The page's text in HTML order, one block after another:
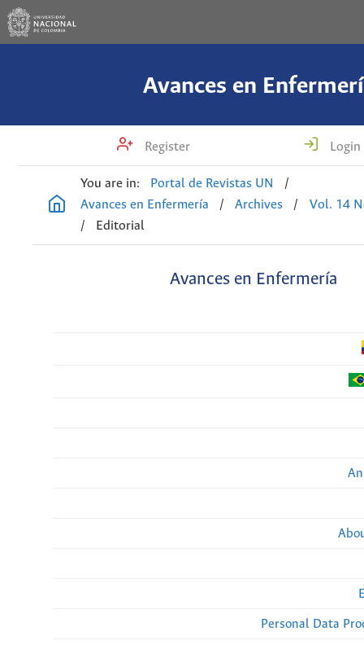
Avances en
Register Login
You are in: Portal de Revistas UN
/
Avances en Enfermería
/ Archives /
Vol. 14
/
Editorial
Avances en Enfermería
Personal Data